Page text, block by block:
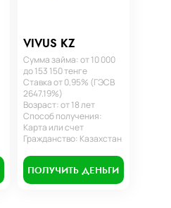
VIVUS KZ
Сумма займа: от 10 000
до 153 150 тенге
Ставка от 0,95% (ГЭСВ
2647.19%)
Возраст: от 18 лет
Способ получения:
Карта или счет
Гражданство: Казахстан
ПОЛУЧИТЬ ДЕНЬГИ